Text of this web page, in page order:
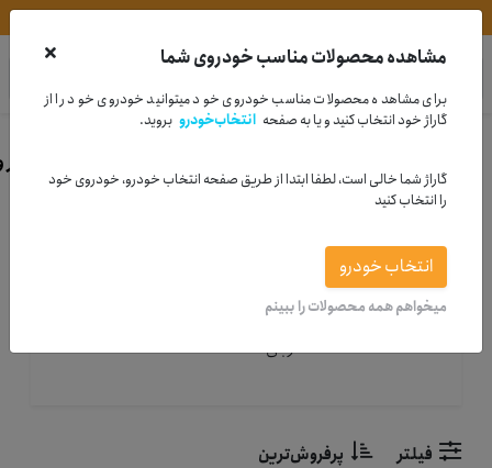
کمک
خارجی
فیلتر پرفروش‌ترین
مشاهده محصولات مناسب خودروی شما
برای مشاهده محصولات مناسب خودروی خود میتوانید خودروی خود را از
گاراژ خود انتخاب کنید و یا به صفحه انتخاب‌خودرو بروید.
گاراژ شما خالی است، لطفا ابتدا از طریق صفحه انتخاب خودرو، خودروی خود
را انتخاب کنید
انتخاب خودرو
میخواهم همه محصولات را ببینم